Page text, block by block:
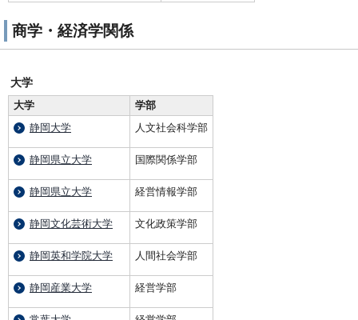
商学・経済学関係
大学
大学
学部
静岡大学
人文社会科学部
静岡県立大学 国際関係学部
静岡県立大学 経営情報学部
静岡文化芸術大学 文化政策学部
静岡英和学院大学 人間社会学部
静岡産業大学 経営学部